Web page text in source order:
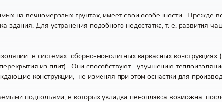
на вечномерзлых грунтах, имеет свои особенности. Прежде
здания. Для устранения подобного недостатка, т. е. развития
в системах сборно-монолитных каркасных
из плит). Они способствуют улучшению
конструкции, не изменяя при этом оснастки для
подпольями, в которых укладка пеноплэкса возможна